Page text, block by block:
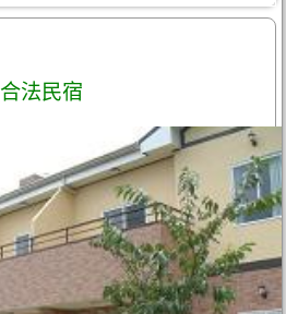
合法民宿